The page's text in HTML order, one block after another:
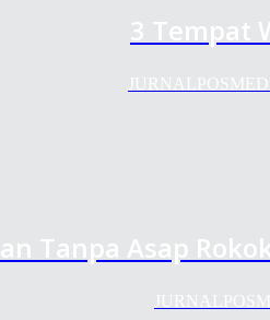
3 Tempat
Tanpa Asap